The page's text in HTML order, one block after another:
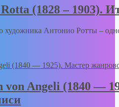
(1828 – 1903).
художника Антонио Ротты –
Angeli (1840 —